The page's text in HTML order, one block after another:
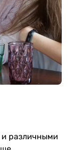
различными